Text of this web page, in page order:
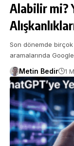
Alabilir mi?
Son dönemde
aramalarında
Metin Bedir 1